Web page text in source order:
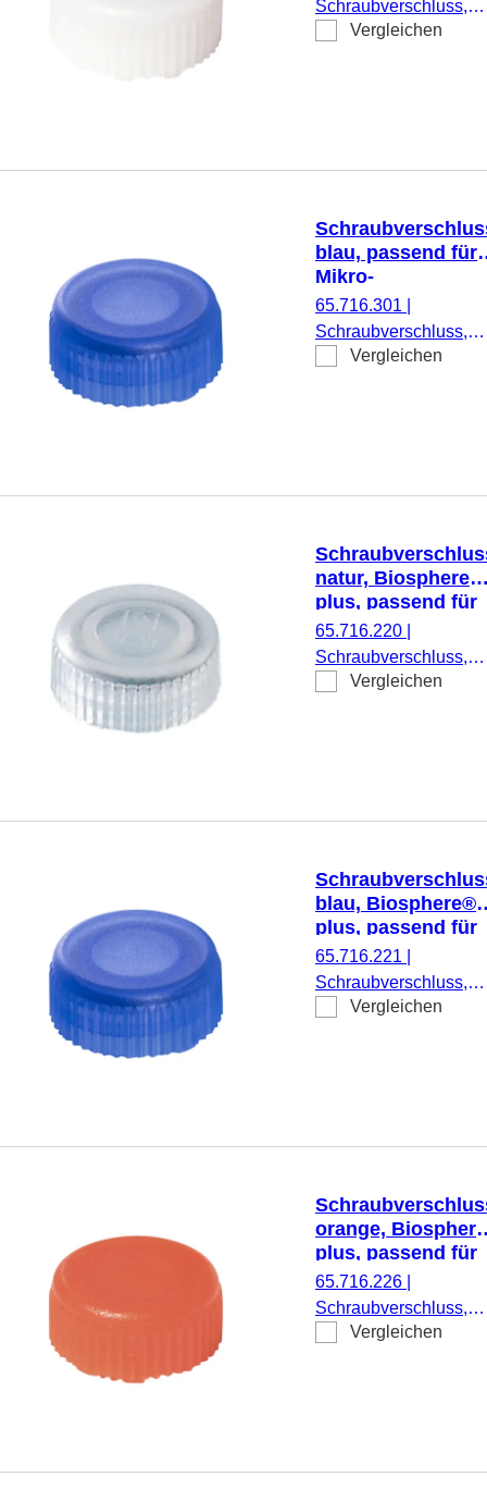
Schraubverschluss,
weiß, passend für
Vergleichen
blau, passend für
Mikro-
Schraubröhren
65.716.301
Schraubverschluss,
blau, passend für
Vergleichen
natur, Biosphere®
plus, passend für
Mikro-
Schraubröhren
65.716.220
Schraubverschluss,
natur, Biosphere®
Vergleichen
blau, Biosphere®
plus, passend für
Mikro-
Schraubröhren
65.716.221
Schraubverschluss,
blau, Biosphere®
Vergleichen
orange,
plus, passend für
Mikro-
Schraubröhren
65.716.226
Schraubverschluss,
orange, Biosphere®
Vergleichen